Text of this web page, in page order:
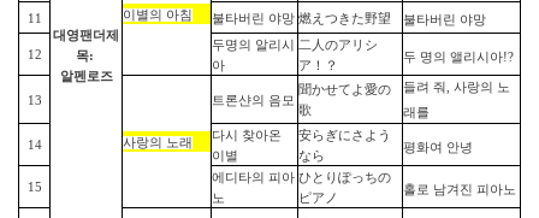
대영팬더제
목:
알펜로즈
이별의 아침
11 불타버린 야망 燃えつきた野望 불타버린 야망
12
두명의 알리시
아
二人のアリシ
ア！？
두 명의 앨리시아!?
13
사랑의 노래
트론샨의 음모
聞かせてよ愛の
歌
들려 줘 사랑의
노
래를
14
다시 찾아온
이별
安らぎにさよう
なら
평화여 안녕
15
에디타의 피아
노
ひとりぽっちの
ピアノ
홀로 남겨진 피아노